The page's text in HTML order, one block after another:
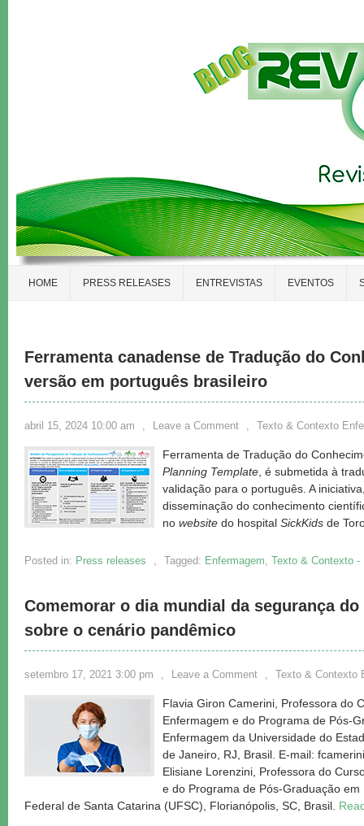
HOME PRESS RELEASES ENTREVISTAS EVENTOS
Ferramenta canadense de Tradução do
versão em português brasileiro
abril 15, 2024 10:00 am , Leave a Comment , Texto & Contexto
Ferramenta de Tradução do
Planning Template , é submetida à
validação para o português. A
disseminação do conhecimento
no website do hospital SickKids de
Posted in: Press releases , Tagged: Enfermagem, Texto & Contexto -
Comemorar o dia mundial da segurança
sobre o cenário pandêmico
setembro 17, 2021 3:00 pm , Leave a Comment , Texto & Contexto
Flavia Giron Camerini, Professora do
Enfermagem e do Programa de Pós-
Enfermagem da Universidade do
de Janeiro, RJ, Brasil. E-mail:
Elisiane Lorenzini, Professora do
e do Programa de Pós-Graduação
Federal de Santa Catarina (UFSC), Florianópolis, SC, Brasil.